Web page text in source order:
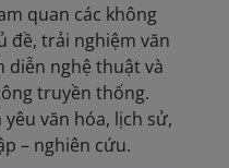
quan các không
đề, trải nghiệm văn
diễn nghệ thuật và
truyền thống.
yêu văn hóa, lịch sử,
– nghiên cứu.